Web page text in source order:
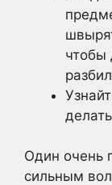
чтобы
Один очень
сильным